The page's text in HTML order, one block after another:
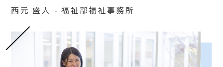
西元 盛人 - 福祉部福祉事務所